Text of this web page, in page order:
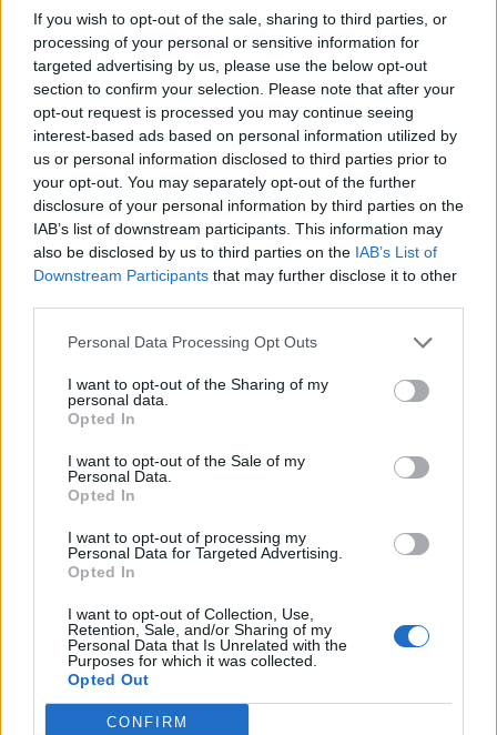
If you wish to opt-out of the sale, sharing to third parties, or
processing of your personal or sensitive information for
targeted advertising by us, please use the below opt-out
section to confirm your selection. Please note that after your
opt-out request is processed you may continue seeing
interest-based ads based on personal information utilized by
us or personal information disclosed to third parties prior to
your opt-out. You may separately opt-out of the further
disclosure of your personal information by third parties on the
IAB’s list of downstream participants. This information may
also be disclosed by us to third parties on the IAB’s List of
Downstream Participants that may further disclose it to other
Personal Data Processing Opt Outs
I want to opt-out of the Sharing of my
personal data.
Opted In
I want to opt-out of the Sale of my
Personal Data.
Opted In
I want to opt-out of processing my
Personal Data for Targeted Advertising.
Opted In
I want to opt-out of Collection, Use,
Retention, Sale, and/or Sharing of my
Personal Data that Is Unrelated with the
Purposes for which it was collected.
Opted Out
CONFIRM
исхраната, во време кога никој не ги земаше“,
раскажа Џоан Колинс.
Покрај сето ова, таа е среќна и на љубовен
план, што е уште една работа која ја
придвижува и прави да блеска. Со 32 години
помладиот Перси Гибсон е во брак од 2002
година, а често истакнува колку тој ѝ значи.
Најпрво биле одлични пријатели и уживале
во дружењето и времето што го поминувале
заедно, а дури по една година преминале на
следното ниво. Сè одело постепено и сфатиле
дека всушност се на иста бранова должина, а
поинаков од сите други мажи со кои била.
Меѓу нив има 32 години разлика, но Џоан
„Животот е дар. И толку многу луѓе го залудно
го трошат. Тоа е толку тажно. Тој е дар, а не
трае долго“, порача таа за „Фокс њуз диџитал“
пред три години.
Фото: Ријана блесна на
карневалот: Ги привлече сите
погледи во раскошна
комбинација од накит и пердуви